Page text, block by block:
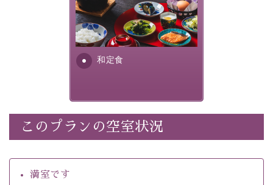
・宿泊料金10%OFF
・朝夕個室料亭で個室食
・諏訪大社4社を巡る無料参拝バス（事前予約制）
・就寝用パジャマをご用意
・環境に配慮したアメニティをご用意
・館内フリーWi-Fi
・チェックイン15時、チェックアウト10時
和定食
さっぱりとした和食膳に使わ
れる食材は、諏訪の名産品を
ふんだんに取り入れ、安心・
安全を心掛けた長野県産...
このプランの空室状況
満室です